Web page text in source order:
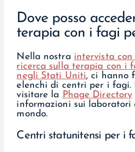
Dove posso
terapia con i fagi
Nella nostra intervista
ricerca sulla terapia con i
negli Stati Uniti, ci hanno
elenchi di centri per i fagi.
visitare la Phage Directory
informazioni sui
mondo.
Centri statunitensi per i